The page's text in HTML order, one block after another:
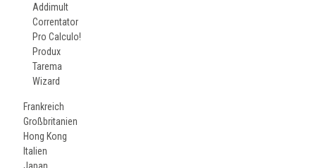
Addimult
Correntator
Pro Calculo!
Produx
Tarema
Wizard
Frankreich
Großbritanien
Hong Kong
Italien